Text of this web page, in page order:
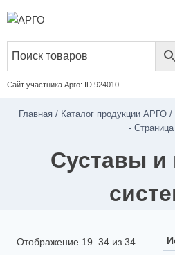
Сайт участника Арго: ID 924010
Главная / Каталог продукции АРГО /
-
Суставы и
Отображение 19–34 из 34